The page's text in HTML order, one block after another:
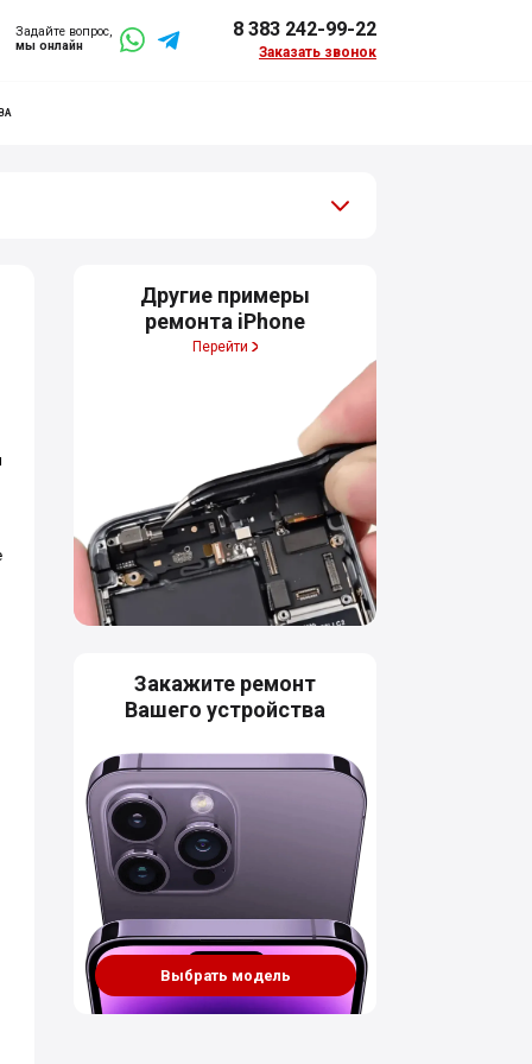
Задайте вопрос,
мы онлайн
8 383 242-99-22
Заказать звонок
Другие примеры
ремонта iPhone
Перейти
Закажите ремонт
Вашего устройства
Выбрать модель